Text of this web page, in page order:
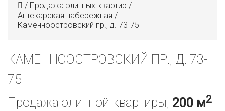
/ Продажа элитных квартир /
Аптекарская набережная /
Каменноостровский пр., д. 73-75
КАМЕННООСТРОВСКИЙ ПР., Д. 73-
75
Продажа элитной квартиры, 200 м2